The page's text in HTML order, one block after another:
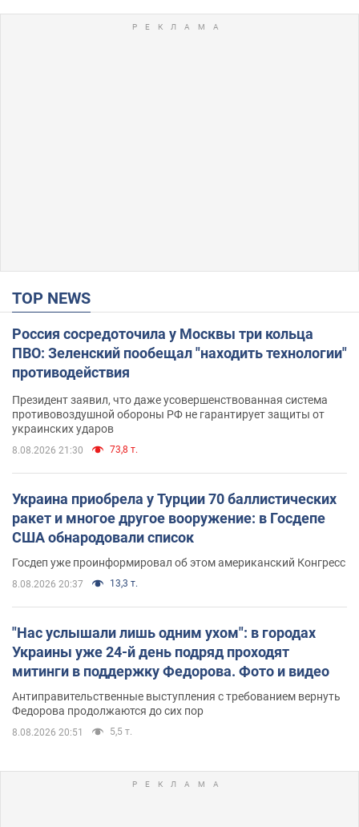
TOP NEWS
Россия сосредоточила у Москвы три кольца
ПВО: Зеленский пообещал "находить технологии"
противодействия
Президент заявил, что даже усовершенствованная система
противовоздушной обороны РФ не гарантирует защиты от
украинских ударов
8.08.2026 21:30 73,8 т.
Украина приобрела у Турции 70 баллистических
ракет и многое другое вооружение: в Госдепе
США обнародовали список
Госдеп уже проинформировал об этом американский Конгресс
8.08.2026 20:37 13,3 т.
"Нас услышали лишь одним ухом": в городах
Украины уже 24-й день подряд проходят
митинги в поддержку Федорова. Фото и видео
Антиправительственные выступления с требованием вернуть
Федорова продолжаются до сих пор
8.08.2026 20:51 5,5 т.